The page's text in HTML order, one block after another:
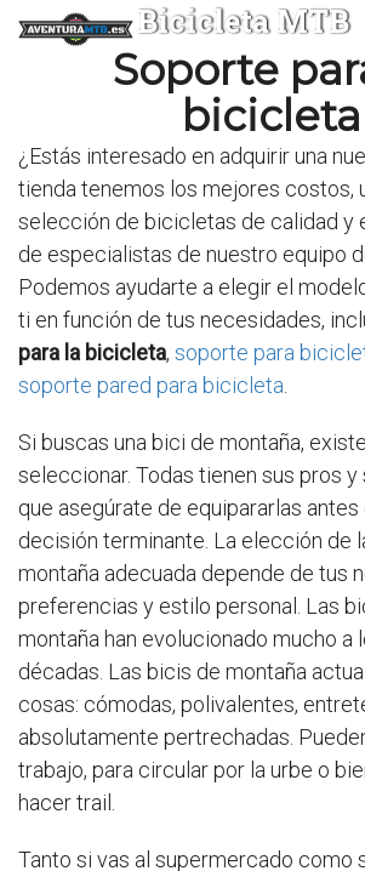
Bicicleta MTB
Soporte
bicicleta
¿Estás interesado en adquirir una
tienda tenemos los mejores costos,
selección de bicicletas de calidad y
de especialistas de nuestro equipo
Podemos ayudarte a elegir el
ti en función de tus necesidades,
para la bicicleta, soporte para
soporte pared para bicicleta
Si buscas una bici de montaña,
seleccionar. Todas tienen sus pros y
que asegúrate de equipararlas antes
decisión terminante. La elección de
montaña adecuada depende de tus
preferencias y estilo personal. Las
montaña han evolucionado mucho a
décadas. Las bicis de montaña
cosas: cómodas, polivalentes,
absolutamente pertrechadas.
trabajo, para circular por la urbe o
hacer trail.
Tanto si vas al supermercado como